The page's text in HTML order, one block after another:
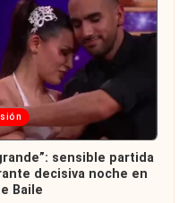
sensible partida
decisiva noche en
Baile